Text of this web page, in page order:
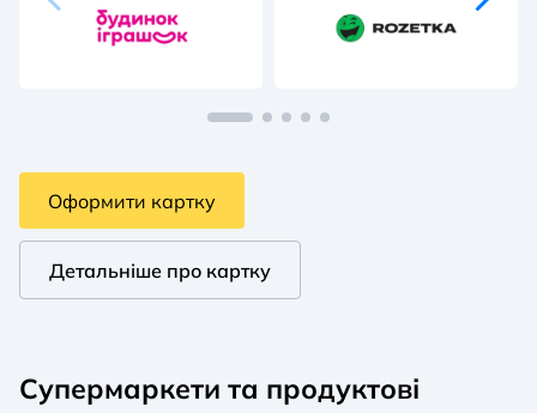
Оформити картку
Детальніше про картку
Супермаркети та продуктові